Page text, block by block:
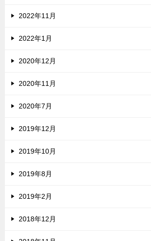
2022年11月
2022年1月
2020年12月
2020年11月
2020年7月
2019年12月
2019年10月
2019年8月
2019年2月
2018年12月